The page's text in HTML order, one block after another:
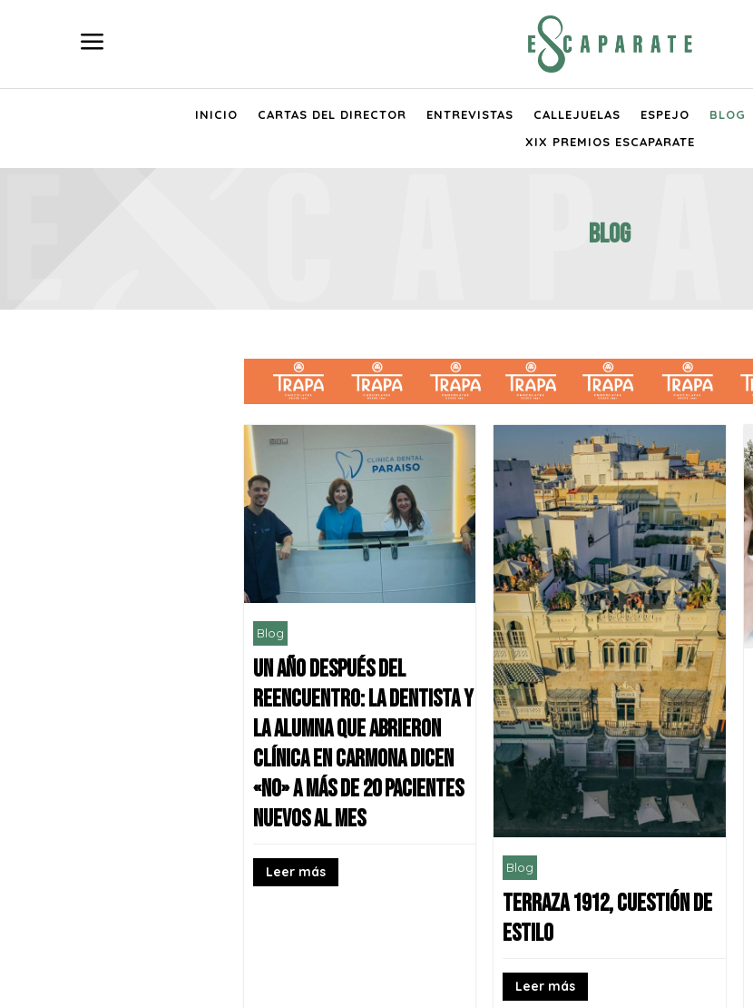
a
INICIO CARTAS DEL DIRECTOR ENTREVISTAS CALLEJUELAS ESPEJO BLOG
XIX PREMIOS ESCAPARATE
Blog
Blog
Un año después del
reencuentro: la dentista y
la alumna que abrieron
clínica en Carmona dicen
«no» a más de 20 pacientes
nuevos al mes
Leer más Blog
TERRAZA 1912, CUESTIÓN DE
ESTILO
Leer más